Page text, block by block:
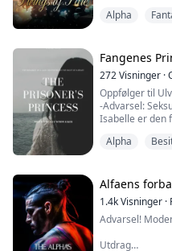
ukjent og min
Jeg har magi,
aldri stemt
...
Alpha
Fangenes
272Visninger ·
Oppfølger til
-Advarsel:
Isabelle er den
ikke
før: forlate
Alpha
Alfaens
1.4kVisninger ·
Advarsel!
Utdrag